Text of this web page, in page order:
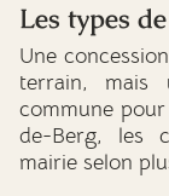
Les types
Une
terrain,
commune
de-Berg, les
mairie selon